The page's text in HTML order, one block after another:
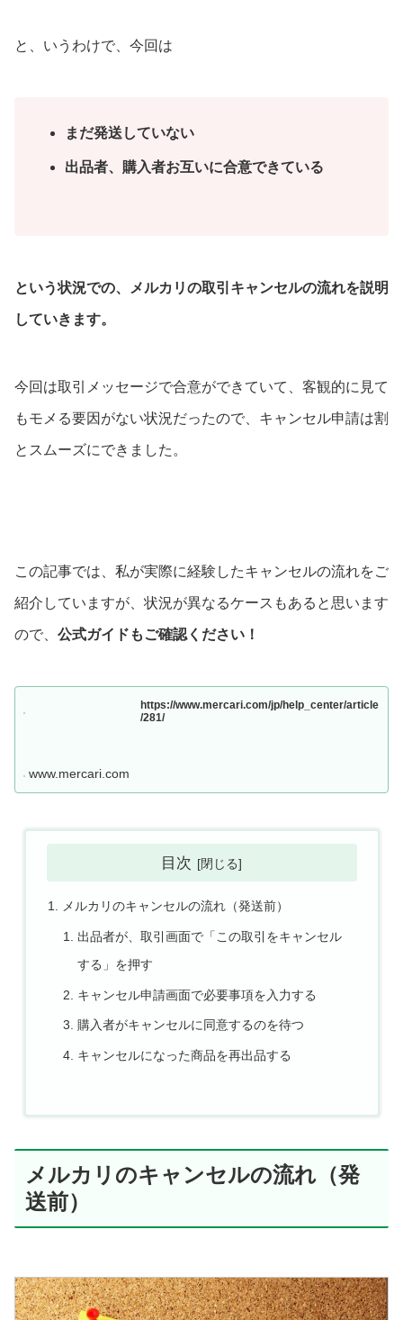
と、いうわけで、今回は
まだ発送していない
出品者、購入者お互いに合意できている
という状況での、メルカリの取引キャンセルの流れを説明
していきます。
今回は取引メッセージで合意ができていて、客観的に見て
もモメる要因がない状況だったので、キャンセル申請は割
とスムーズにできました。
この記事では、私が実際に経験したキャンセルの流れをご
紹介していますが、状況が異なるケースもあると思います
ので、 公式ガイドもご確認ください！
https://www.mercari.com/jp/help_center/article
/281/
www.mercari.com
目次
メルカリのキャンセルの流れ（発送前）
出品者が、取引画面で「この取引をキャンセル
する」を押す
キャンセル申請画面で必要事項を入力する
購入者がキャンセルに同意するのを待つ
キャンセルになった商品を再出品する
メルカリのキャンセルの流れ（発
送前）